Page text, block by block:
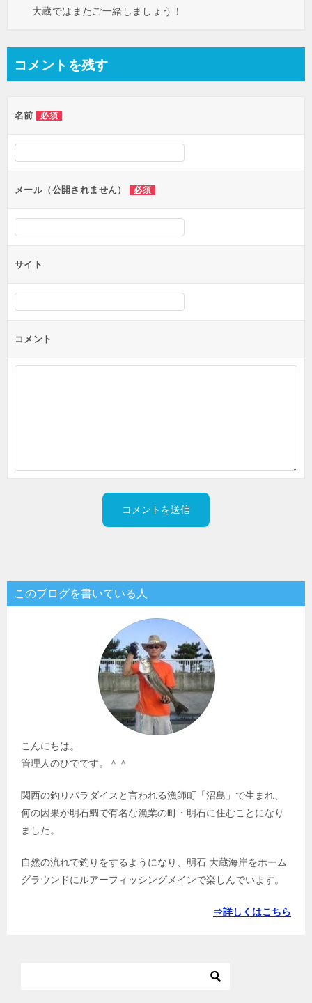
大蔵ではまたご一緒しましょう！
コメントを残す
名前 必須
メール（公開されません） 必須
サイト
コメント
このブログを書いている人
こんにちは。
管理人のひでです。＾＾
関西の釣りパラダイスと言われる漁師町「沼島」で生まれ、
何の因果か明石鯛で有名な漁業の町・明石に住むことになり
ました。
自然の流れで釣りをするようになり、明石 大蔵海岸をホーム
グラウンドにルアーフィッシングメインで楽しんでいます。
⇒詳しくはこちら